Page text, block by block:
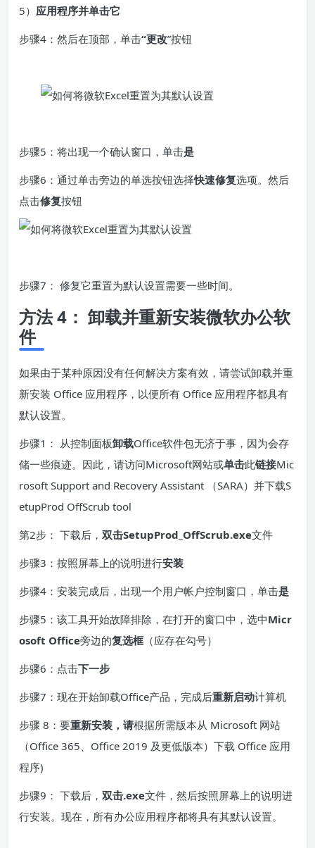
5） 应用程序并单击它
步骤4：然后在顶部，单击“更改”按钮
步骤5：将出现一个确认窗口，单击是
步骤6：通过单击旁边的单选按钮选择快速修复选项。然后
点击修复按钮
步骤7： 修复它重置为默认设置需要一些时间。
方法 4： 卸载并重新安装微软办公软
件
如果由于某种原因没有任何解决方案有效，请尝试卸载并重
新安装 Office 应用程序，以便所有 Office 应用程序都具有
默认设置。
步骤1： 从控制面板卸载Office软件包无济于事，因为会存
储一些痕迹。因此，请访问Microsoft网站或单击此链接Mic
rosoft Support and Recovery Assistant （SARA）并下载S
etupProd OffScrub tool
第2步： 下载后， 双击SetupProd_OffScrub.exe文件
步骤3：按照屏幕上的说明进行安装
步骤4：安装完成后，出现一个用户帐户控制窗口，单击是
步骤5：该工具开始故障排除，在打开的窗口中，选中Micr
osoft Office旁边的复选框（应存在勾号）
步骤6：点击下一步
步骤7：现在开始卸载Office产品，完成后重新启动计算机
步骤 8：要重新安装，请根据所需版本从 Microsoft 网站
（Office 365、Office 2019 及更低版本）下载 Office 应用
程序)
步骤9： 下载后， 双击.exe文件，然后按照屏幕上的说明进
行安装。现在，所有办公应用程序都将具有其默认设置。